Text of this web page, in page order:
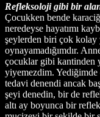
Refleksoloji gibi bir
Çocukken bende
neredeyse hayatımı
şeylerden biri çok
oynayamadığımdır.
çocuklar gibi kantinden
yiyemezdim.
tedavi denendi ancak
şeyi denedin, bir de
altı ay boyunca bir